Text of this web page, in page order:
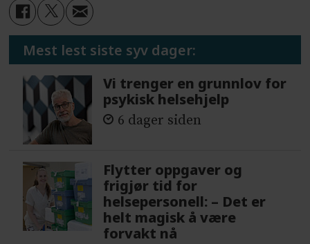
Mest lest siste syv dager:
Vi trenger en grunnlov for
psykisk helsehjelp
6 dager siden
Flytter oppgaver og
frigjør tid for
helsepersonell: – Det er
helt magisk å være
forvakt nå